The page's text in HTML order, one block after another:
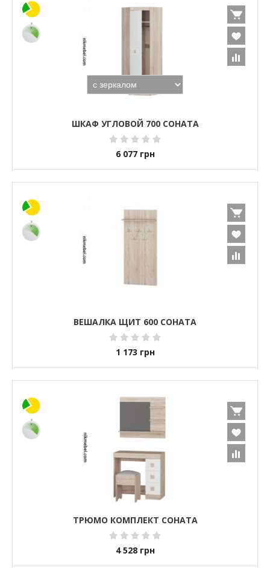
ШКАФ УГЛОВОЙ 700 СОНАТА
6 077 грн
ВЕШАЛКА ЩИТ 600 СОНАТА
1 173 грн
ТРЮМО КОМПЛЕКТ СОНАТА
4 528 грн